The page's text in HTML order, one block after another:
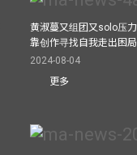
黄淑蔓又组团又solo压
靠创作寻找自我走出困局
2024-08-04
更多